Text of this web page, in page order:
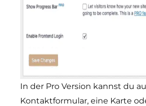
In der Pro Version kannst du
Kontaktformular, eine Karte